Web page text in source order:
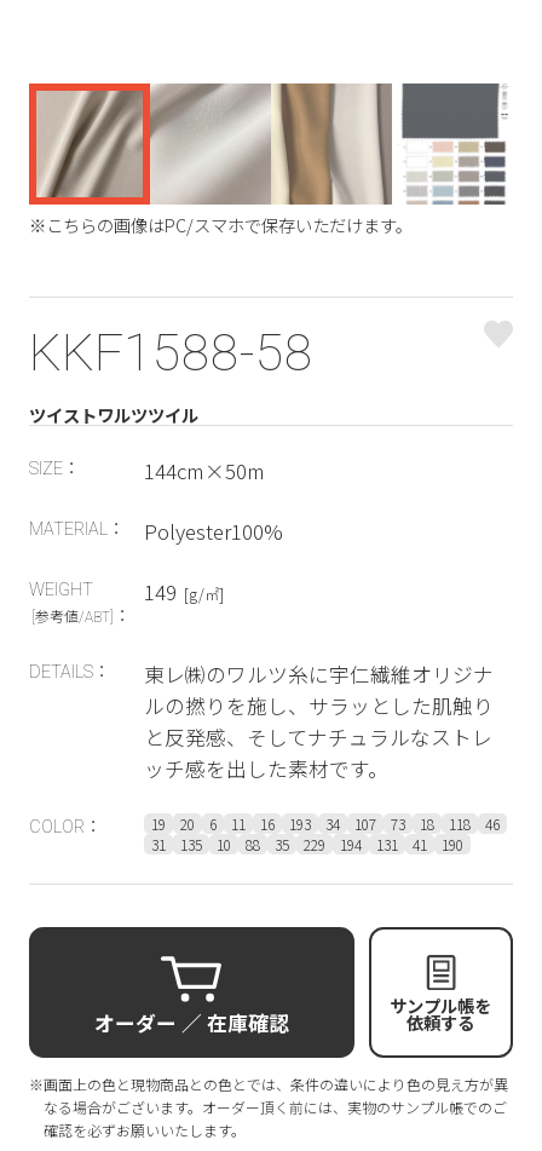
※こちらの画像はPC/スマホで保存いただけます。
KKF1588-58
ツイストワルツツイル
SIZE： 144cm×50m
MATERIAL： Polyester100%
WEIGHT
[参考値/ABT] ：
149 [g/㎡]
DETAILS：
東レ㈱のワルツ糸に宇仁繊維オリジナ
ルの撚りを施し、サラッとした肌触り
と反発感、そしてナチュラルなストレ
ッチ感を出した素材です。
COLOR： 19 20 6 11 16 193 34 107 73 18 118
46
31
135 10 88 35 229 194 131 41 190
オーダー ／ 在庫確認
サンプル帳を
依頼する
※画面上の色と現物商品との色とでは、条件の違いにより色の見え方が異
なる場合がございます。オーダー頂く前には、実物のサンプル帳でのご
確認を必ずお願いいたします。